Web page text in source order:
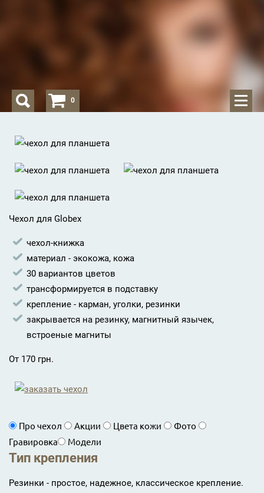
Чехол для Globex
чехол-книжка
материал - экокожа, кожа
30 вариантов цветов
трансформируется в подставку
крепление - карман, уголки, резинки
закрывается на резинку, магнитный язычек,
встроеные магниты
От 170 грн.
Про чехол Акции Цвета кожи
Фото
Гравировка
Модели
Тип крепления
Резинки - простое, надежное, классическое крепление.
0